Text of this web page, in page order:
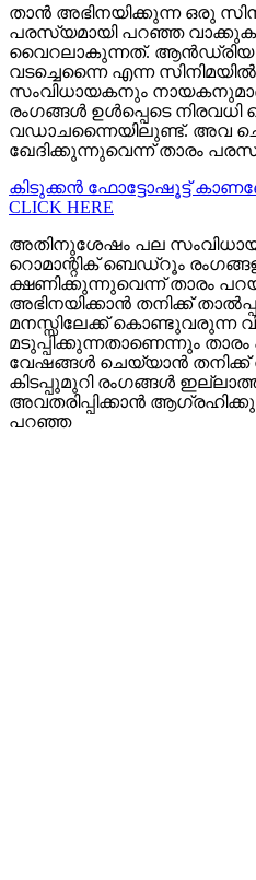
താൻ അഭിനയിക്കുന്ന ഒരു
പരസ്യമായി പറഞ്ഞ
വൈറലാകുന്നത്. ആൻഡ്രിയ
വടച്ചെന്നൈ എന്ന
സംവിധായകനും
രംഗങ്ങൾ ഉൾപ്പെടെ നിരവധി
വഡാചന്നൈയിലുണ്ട്. അവ
ഖേദിക്കുന്നുവെന്ന് താരം
കിടുക്കന്‍ ഫോട്ടോഷൂട്ട്‌
CLICK HERE
അതിനുശേഷം പല
റൊമാന്റിക് ബെഡ്‌റൂം
ക്ഷണിക്കുന്നുവെന്ന് താരം
അഭിനയിക്കാൻ തനിക്ക്
മനസ്സിലേക്ക് കൊണ്ടുവരുന്ന
മടുപ്പിക്കുന്നതാണെന്നും
വേഷങ്ങൾ ചെയ്യാൻ തനിക്ക്
കിടപ്പുമുറി രംഗങ്ങൾ
അവതരിപ്പിക്കാൻ
പറഞ്ഞ